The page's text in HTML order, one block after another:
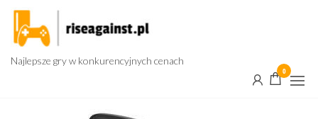
Przejdź
treści
Najlepsze gry w konkurencyjnych cenach
0